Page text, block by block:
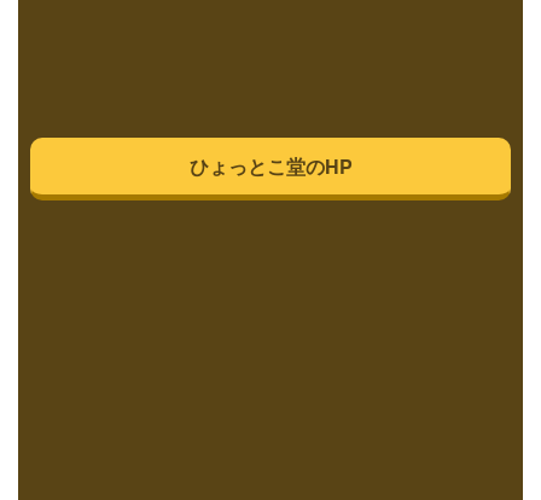
ひょっとこ堂のHP